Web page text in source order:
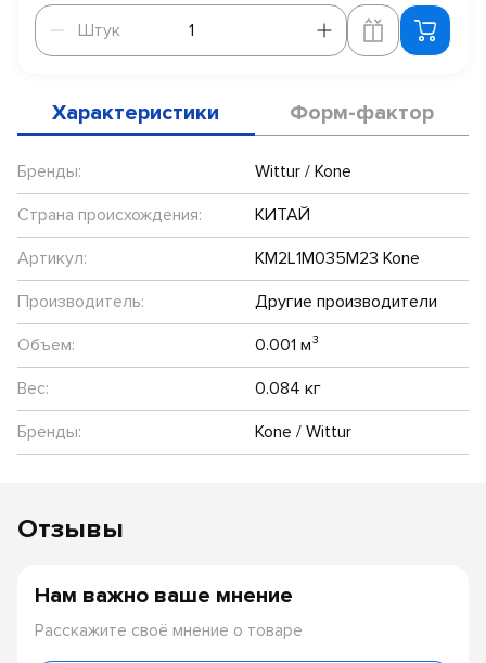
Штук
Штук
Характеристики Форм-фактор
Бренды:
Wittur / Kone
Страна происхождения:
КИТАЙ
Артикул:
KM2L1M035M23 Kone
Производитель:
Другие производители
Объем:
0.001 м³
Вес:
0.084 кг
Бренды:
Kone / Wittur
Отзывы
Нам важно ваше мнение
Расскажите своё мнение о товаре